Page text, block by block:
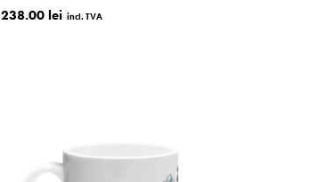
238.00 lei